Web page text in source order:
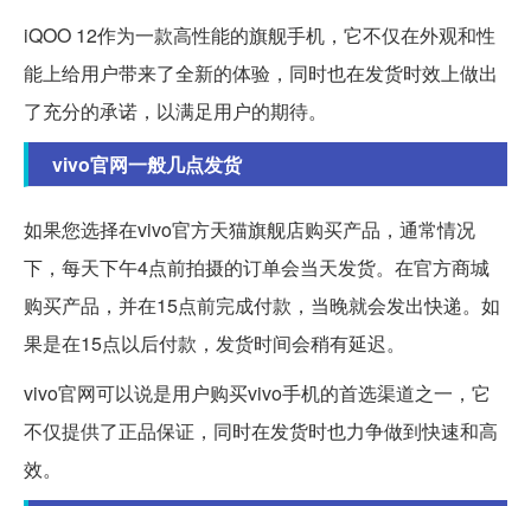
iQOO 12作为一款高性能的旗舰手机，它不仅在外观和性
能上给用户带来了全新的体验，同时也在发货时效上做出
了充分的承诺，以满足用户的期待。
vivo官网一般几点发货
如果您选择在vivo官方天猫旗舰店购买产品，通常情况
下，每天下午4点前拍摄的订单会当天发货。在官方商城
购买产品，并在15点前完成付款，当晚就会发出快递。如
果是在15点以后付款，发货时间会稍有延迟。
vivo官网可以说是用户购买vivo手机的首选渠道之一，它
不仅提供了正品保证，同时在发货时也力争做到快速和高
效。